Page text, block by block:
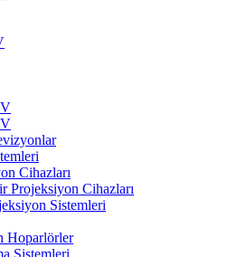
Cihazları
Projeksiyon Cihazları
Sistemleri
Hoparlörler
Sistemleri